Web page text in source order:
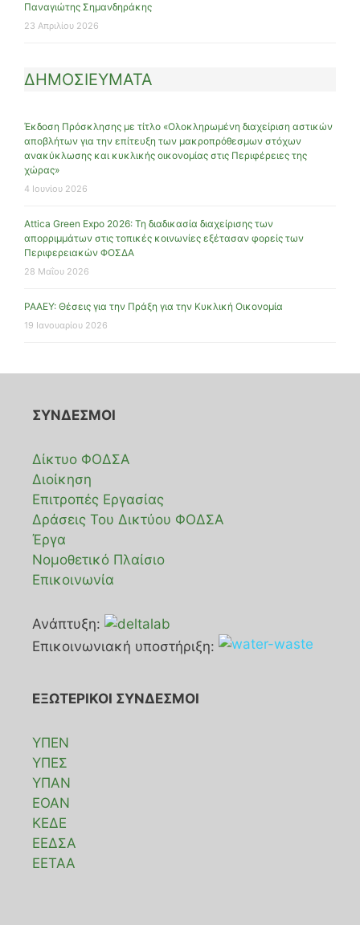
Παναγιώτης Σημανδηράκης
23 Απριλίου 2026
ΔΗΜΟΣΙΕΥΜΑΤΑ
Έκδοση Πρόσκλησης με τίτλο «Ολοκληρωμένη διαχείριση αστικών
αποβλήτων για την επίτευξη των μακροπρόθεσμων στόχων
ανακύκλωσης και κυκλικής οικονομίας στις Περιφέρειες της
χώρας»
4 Ιουνίου 2026
Attica Green Expo 2026: Τη διαδικασία διαχείρισης των
απορριμμάτων στις τοπικές κοινωνίες εξέτασαν φορείς των
Περιφερειακών ΦΟΣΔΑ
28 Μαΐου 2026
ΡΑΑΕΥ: Θέσεις για την Πράξη για την Κυκλική Οικονομία
19 Ιανουαρίου 2026
ΣΥΝΔΕΣΜΟΙ
Δίκτυο ΦΟΔΣΑ
Διοίκηση
Επιτροπές Εργασίας
Δράσεις Του Δικτύου ΦΟΔΣΑ
Έργα
Νομοθετικό Πλαίσιο
Επικοινωνία
Ανάπτυξη:
Επικοινωνιακή υποστήριξη:
ΕΞΩΤΕΡΙΚΟΙ ΣΥΝΔΕΣΜΟΙ
ΥΠΕΝ
ΥΠΕΣ
ΥΠΑΝ
ΕΟΑΝ
ΚΕΔΕ
ΕΕΔΣΑ
ΕΕΤΑΑ